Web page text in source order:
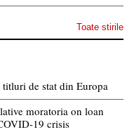
Toate stirile
de stat din Europa
moratoria on loan
19 crisis